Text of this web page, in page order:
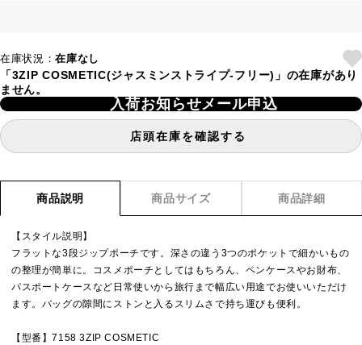
在庫状況：在庫なし
「3ZIP COSMETIC(ジャスミンストライプ-フリー)」の在庫があり
ません。
入荷お知らせメール申込
店頭在庫を確認する
商品説明 商品サイズ 商品詳細
【スタイル説明】
フラットな3段ジップポーチです。深さの違う3つのポケットで細かいもの
の整理が簡単に。コスメポーチとしてはもちろん、ペンケースやお財布、
パスポートケースなど日常使いから旅行まで幅広い用途でお使いいただけ
ます。バッグの隙間にストンと入るスリムさで持ち運びも便利。
【型番】7158 3ZIP COSMETIC